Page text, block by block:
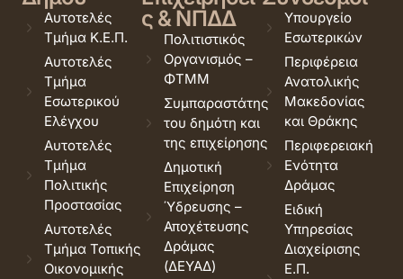
Αυτοτελές
Τμήμα Κ.Ε.Π.
Αυτοτελές
Τμήμα
Εσωτερικού
Ελέγχου
Αυτοτελές
Τμήμα
Πολιτικής
Προστασίας
Αυτοτελές
Τμήμα Τοπικής
Οικονομικής
ς & ΝΠΔΔ
Πολιτιστικός
Οργανισμός –
ΦΤΜΜ
Συμπαραστάτης
του δημότη και
της επιχείρησης
Δημοτική
Επιχείρηση
Ύδρευσης –
Αποχέτευσης
Δράμας
(ΔΕΥΑΔ)
Υπουργείο
Εσωτερικών
Περιφέρεια
Ανατολικής
Μακεδονίας
και Θράκης
Περιφερειακή
Ενότητα
Δράμας
Ειδική
Υπηρεσίας
Διαχείρισης
Ε.Π.